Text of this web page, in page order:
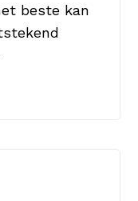
beste kan